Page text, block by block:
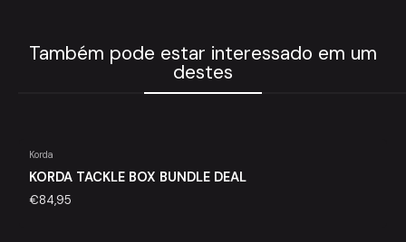
Também pode estar interessado em um
destes
Korda
KORDA TACKLE BOX BUNDLE DEAL
€84,95